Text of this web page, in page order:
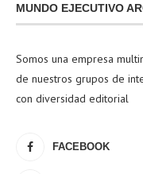
MUNDO EJECUTIVO
Somos una empresa
de nuestros grupos de
con diversidad editorial
FACEBOOK